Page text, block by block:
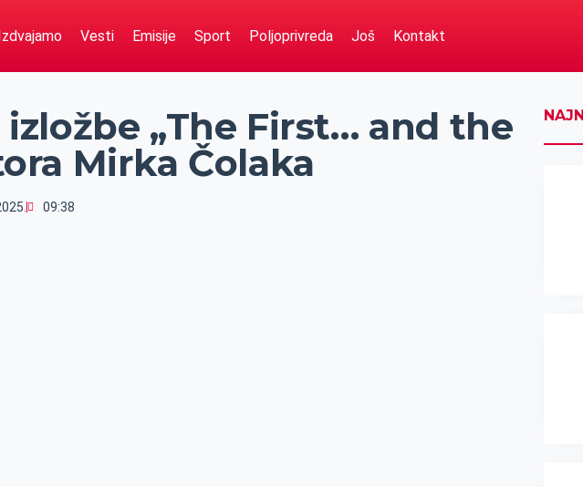
Vesti Emisije Sport Poljoprivreda Još Kontakt
„The First… and the
Mirka Čolaka
09:38